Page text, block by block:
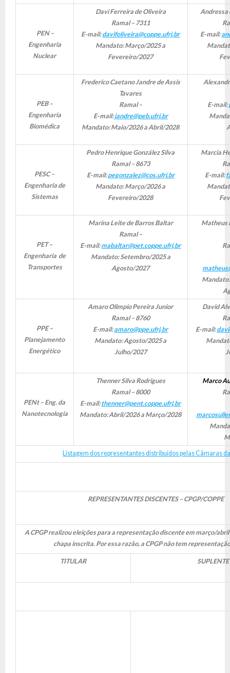
PEN –
Engenharia
Nuclear
Davi Ferreira de Oliveira
Ramal – 7311
E-mail:davifoliveira@coppe.ufrj.br
Mandato: Março/2025 a
Fevereiro/2027
Andressa
E-mail:
PEB –
Engenharia
Biomédica
Frederico Caetano Jandre de Assis
Tavares
Ramal –
E-mail:jandre@peb.ufrj.br
Mandato: Maio/2026 a Abril/2028
E-mail:
PESC –
Engenharia de
Sistemas
Pedro Henrique González Silva
Ramal – 8673
E-mail:pegonzalez@cos.ufrj.br
Mandato: Março/2026 a
Fevereiro/2028
Marcia
E-mail:
PET –
Engenharia de
Transportes
Marina Leite de Barros Baltar
Ramal –
E-mail:mabaltar@pet.coppe.ufrj.br
Mandato: Setembro/2025 a
Agosto/2027
Matheus
PPE –
Planejamento
Energético
Amaro Olimpio Pereira Junior
Ramal – 8760
E-mail:amaro@ppe.ufrj.br
Mandato: Agosto/2025 a
Julho/2027
David
E-mail:
PENt – Eng. da
Nanotecnologia
Thenner Silva Rodrigues
Ramal – 8000
E-mail:thenner@pent.coppe.ufrj.br
Mandato: Abril/2026 a Março/2028
Marco
Listagem dos representantes distribuídos pelas Câmaras
REPRESENTANTES DISCENTES – CPGP/COPPE
A CPGP realizou eleições para a representação discente em março/abril
chapa inscrita. Por essa razão, a CPGP não tem
TITULAR SUPLENTE